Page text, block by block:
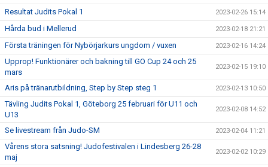
Resultat Judits Pokal 1 2023-02-26 15:14
Hårda bud i Mellerud 2023-02-18 21:21
Första träningen för Nybörjarkurs ungdom / vuxen 2023-02-16 14:24
Upprop! Funktionärer och bakning till GO Cup 24 och 25
mars
2023-02-15 19:10
Aris på tränarutbildning, Step by Step steg 1 2023-02-13 10:50
Tävling Judits Pokal 1, Göteborg 25 februari för U11 och
U13
2023-02-08 14:52
Se livestream från Judo-SM 2023-02-04 11:21
Vårens stora satsning! Judofestivalen i Lindesberg 26-28
maj
2023-02-02 10:29